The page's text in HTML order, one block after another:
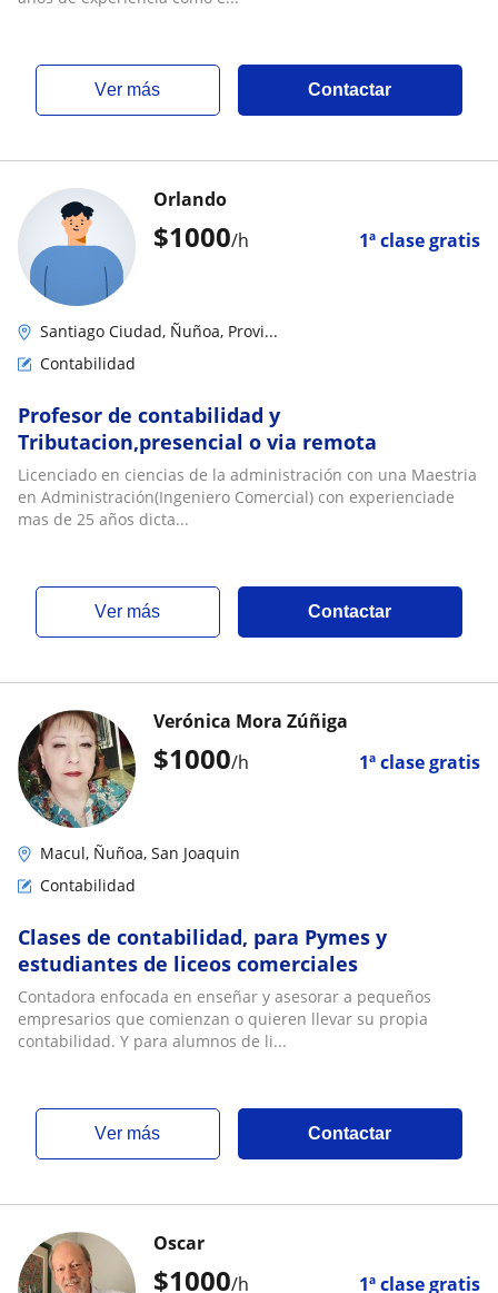
ver más Contactar
$1000/h 1ª clase gratis
Orlando
Santiago Ciudad, Ñuñoa, Provi...
Contabilidad
Profesor de contabilidad y
Tributacion,presencial o via remota
Licenciado en ciencias de la administración con una Maestria
en Administración(Ingeniero Comercial) con experienciade
mas de 25 años dicta...
ver más Contactar
$1000/h 1ª clase gratis
Verónica Mora Zúñiga
Macul, Ñuñoa, San Joaquin
Contabilidad
Clases de contabilidad, para Pymes y
estudiantes de liceos comerciales
Contadora enfocada en enseñar y asesorar a pequeños
empresarios que comienzan o quieren llevar su propia
contabilidad. Y para alumnos de li...
ver más Contactar
$1000/h 1ª clase gratis
Oscar